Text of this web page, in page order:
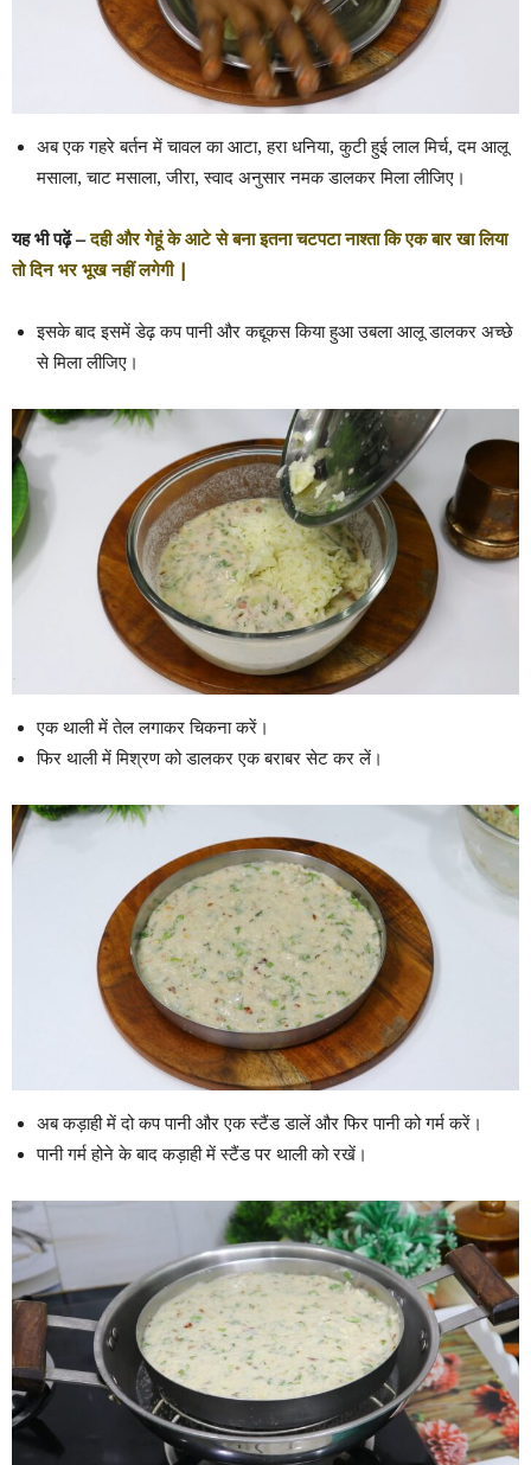
अब एक गहरे बर्तन में चावल का आटा, हरा धनिया, कुटी हुई लाल मिर्च, दम आलू
मसाला, चाट मसाला, जीरा, स्वाद अनुसार नमक डालकर मिला लीजिए।
यह भी पढ़ें – दही और गेहूं के आटे से बना इतना चटपटा नाश्ता कि एक बार खा लिया
तो दिन भर भूख नहीं लगेगी |
इसके बाद इसमें डेढ़ कप पानी और कद्दूकस किया हुआ उबला आलू डालकर अच्छे
से मिला लीजिए।
एक थाली में तेल लगाकर चिकना करें।
फिर थाली में मिश्रण को डालकर एक बराबर सेट कर लें।
अब कड़ाही में दो कप पानी और एक स्टैंड डालें और फिर पानी को गर्म करें।
पानी गर्म होने के बाद कड़ाही में स्टैंड पर थाली को रखें।